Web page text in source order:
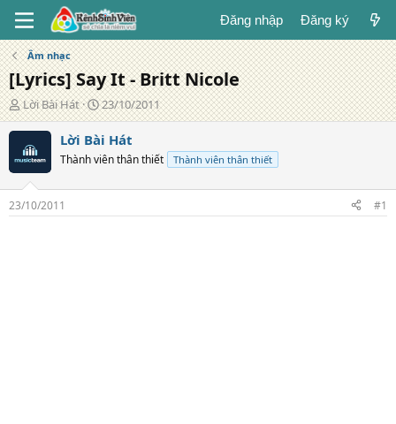
Đăng nhập Đăng ký
Âm nhạc
[Lyrics] Say It - Britt Nicole
T
á
c
g
i
ả
Lời Bài Hát
N
g
à
y
đ
g
23/10/2011
Lời Bài Hát
Thành viên thân thiết Thành viên thân thiết
23/10/2011 #1